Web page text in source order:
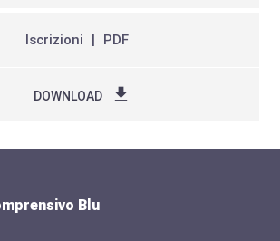
Iscrizioni PDF
DOWNLOAD
Blu